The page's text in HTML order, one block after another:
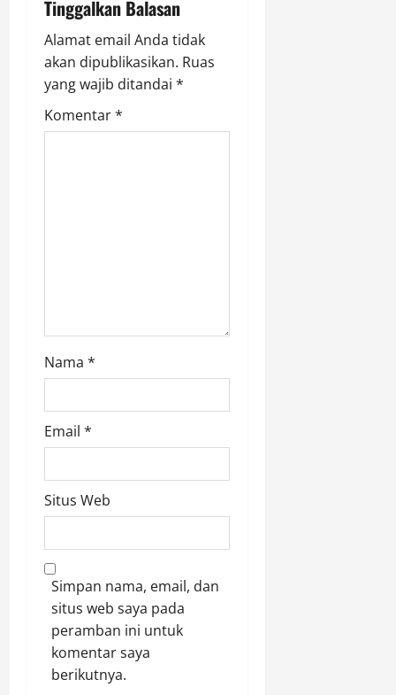
a
t
i
Tinggalkan Balasan
Alamat email Anda tidak
akan dipublikasikan. Ruas
yang wajib ditandai *
Komentar*
Nama *
Email *
Situs Web
Simpan nama, email, dan
situs web saya pada
peramban ini untuk
komentar saya
berikutnya.